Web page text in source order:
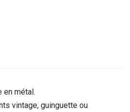
en métal.
vintage, guinguette ou